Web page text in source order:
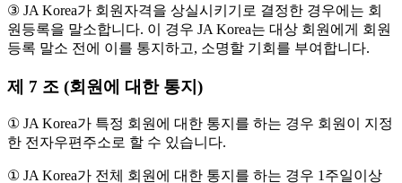
③ JA Korea가 회원자격을 상실시키기로 결정한 경우에는 회
원등록을 말소합니다. 이 경우 JA Korea는 대상 회원에게 회원
등록 말소 전에 이를 통지하고, 소명할 기회를 부여합니다.
제 7 조 (회원에 대한 통지)
① JA Korea가 특정 회원에 대한 통지를 하는 경우 회원이 지정
한 전자우편주소로 할 수 있습니다.
① JA Korea가 전체 회원에 대한 통지를 하는 경우 1주일이상